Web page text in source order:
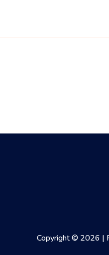
Copyright © 2026 |